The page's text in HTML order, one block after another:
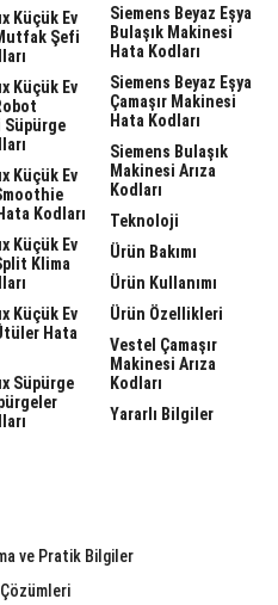
Küçük Ev
Şefi
Küçük Ev
Süpürge
Küçük Ev
Kodları
Küçük Ev
Klima
Küçük Ev
Hata
Süpürge
Siemens Beyaz Eşya
Bulaşık Makinesi
Hata Kodları
Siemens Beyaz Eşya
Çamaşır Makinesi
Hata Kodları
Siemens Bulaşık
Makinesi Arıza
Kodları
Teknoloji
Ürün Bakımı
Ürün Kullanımı
Ürün Özellikleri
Vestel Çamaşır
Makinesi Arıza
Kodları
Yararlı Bilgiler
ve Pratik Bilgiler